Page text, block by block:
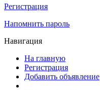
Регистрация
Напомнить пароль
Навигация
На главную
Регистрация
Добавить объявление